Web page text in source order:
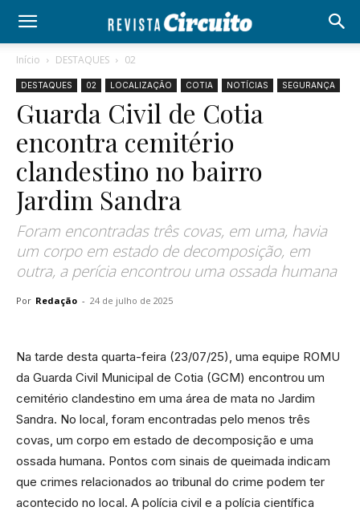
Início DESTAQUES 02
DESTAQUES 02 LOCALIZAÇÃO COTIA NOTÍCIAS SEGURANÇA
Guarda Civil de Cotia
encontra cemitério
clandestino no bairro
Jardim Sandra
Foram encontradas três covas, em uma, havia
um corpo em estado de decomposição, em
outra, a perícia encontrou uma ossada humana
Por Redação - 24 de julho de 2025
Na tarde desta quarta-feira (23/07/25), uma equipe ROMU
da Guarda Civil Municipal de Cotia (GCM) encontrou um
cemitério clandestino em uma área de mata no Jardim
Sandra. No local, foram encontradas pelo menos três
covas, um corpo em estado de decomposição e uma
ossada humana. Pontos com sinais de queimada indicam
que crimes relacionados ao tribunal do crime podem ter
acontecido no local. A polícia civil e a polícia científica